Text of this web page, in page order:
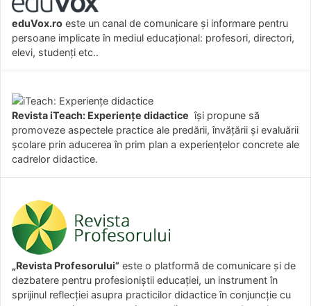
eduVox.ro este un canal de comunicare și informare pentru
persoane implicate în mediul educațional: profesori, directori,
elevi, studenți etc..
Revista iTeach: Experienţe didactice îşi propune să
promoveze aspectele practice ale predării, învăţării şi evaluării
şcolare prin aducerea în prim plan a experienţelor concrete ale
cadrelor didactice.
„Revista Profesorului” este o platformă de comunicare și de
dezbatere pentru profesioniștii educației, un instrument în
sprijinul reflecției asupra practicilor didactice în conjuncție cu